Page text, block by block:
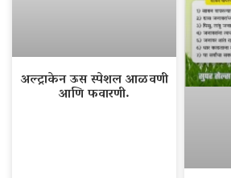
अल्ट्राकेन ऊस स्पेशल आळवणी
आणि फवारणी.